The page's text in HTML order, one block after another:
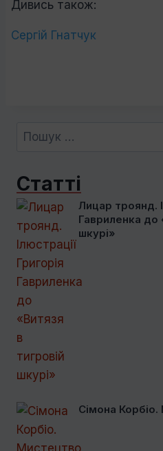
Дивись також:
Сергій Гнатчук
Пошук:
Статті
Лицар троянд.
Гавриленка до
шкурі»
Сімона